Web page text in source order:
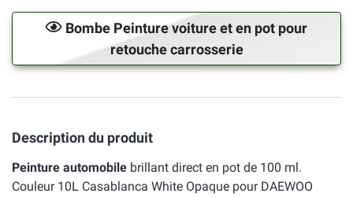
Bombe Peinture voiture et en pot pour
retouche carrosserie
Description du produit
Peinture automobile brillant direct en pot de 100 ml.
Couleur 10L Casablanca White Opaque pour DAEWOO